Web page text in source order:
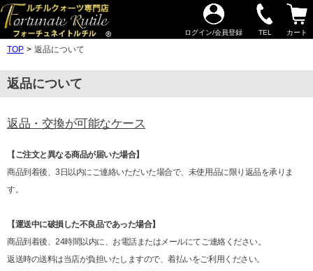
ログイン/会員登録 TEL カート
TOP 返品について
返品について
返品・交換が可能なケース
【ご注文と異なる商品が届いた場合】
商品到着後、3日以内にご連絡いただいた場合で、未使用品に限り返品を承りま
す。
【運送中に破損した不良品であった場合】
商品到着後、24時間以内に、お電話またはメールにてご連絡ください。
返送時の送料は当店が負担いたしますので、着払いをご利用ください。